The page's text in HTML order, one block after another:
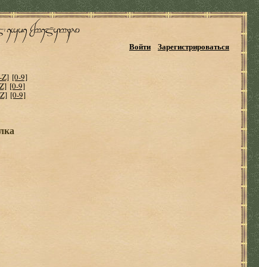
Войти Зарегистрироваться
Z] [0-9]
[0-9]
[0-9]